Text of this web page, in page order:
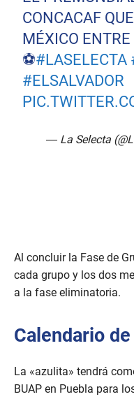
CONCACAF
MÉXICO
⚽#LASELECTA
#ELSALVADOR
— La Selecta
Al concluir la Fase de
cada grupo y los dos
a la fase eliminatoria.
Calendario
La «azulita» tendrá
BUAP en Puebla para